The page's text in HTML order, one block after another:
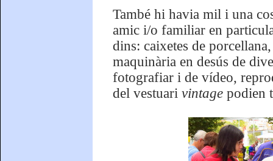
També hi havia mil i una
amic i/o familiar en
dins: caixetes de
maquinària en desús de
fotografiar i de vídeo,
del vestuari vintage podien